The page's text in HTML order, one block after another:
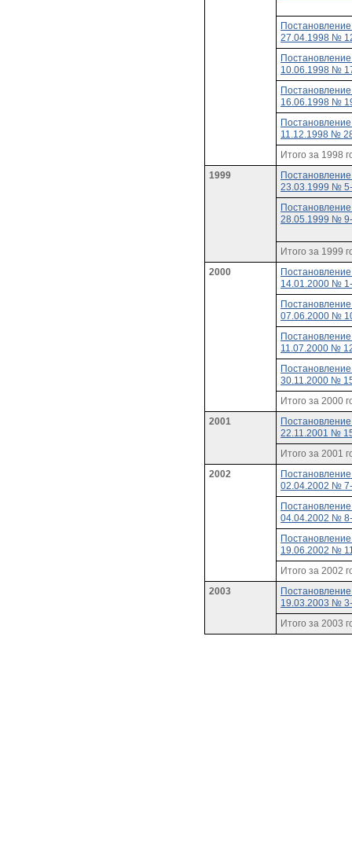
27.04.1998 №
10.06.1998 №
16.06.1998 №
11.12.1998 №
Итого за 1998
1999
23.03.1999 №
28.05.1999 №
Итого за 1999
2000
14.01.2000 №
07.06.2000 №
11.07.2000 №
30.11.2000 №
Итого за 2000
2001
22.11.2001 №
Итого за 2001
2002
02.04.2002 №
04.04.2002 №
19.06.2002 №
Итого за 2002
2003
19.03.2003 №
Итого за 2003